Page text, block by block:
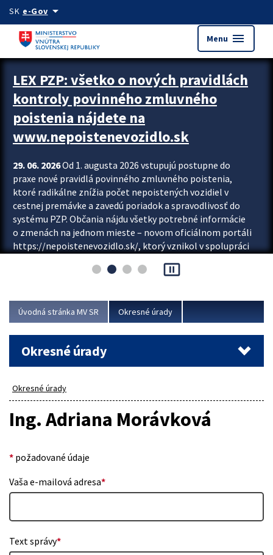
Preskocit na hlavný obsah
SK e-Govarrow_drop_down
Menu menu
Zastavit automatický posun upútavok
LEX PZP: všetko o nových pravidlách
kontroly povinného zmluvného
poistenia nájdete na
www.nepoistenevozidlo.sk
29. 06. 2026Od 1. augusta 2026 vstupujú postupne do
praxe nové pravidlá povinného zmluvného poistenia,
ktoré radikálne znížia počet nepoistených vozidiel v
cestnej premávke a zavedú poriadok a spravodlivosť do
systému PZP. Občania nájdu všetky potrebné informácie
o zmenách na jednom mieste – novom oficiálnom portáli
https://nepoistenevozidlo.sk/, ktorý vznikol v spolupráci
asociácie poisťovní (SLASPO) a Ministerstva vnútra SR.
Viac
pause_presentation
Úvodná stránka MV SR Okresné úrady
Okresné úrady
Okresné úrady
Ing. Adriana Morávková
* požadované údaje
Vaša e-mailová adresa*
Text správy*